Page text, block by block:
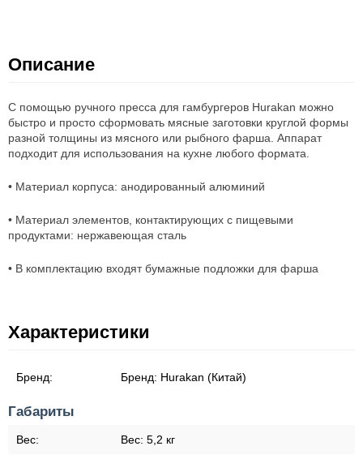
Описание
С помощью ручного пресса для гамбургеров Hurakan можно
быстро и просто сформовать мясные заготовки круглой формы
разной толщины из мясного или рыбного фарша. Аппарат
подходит для использования на кухне любого формата.
• Материал корпуса: анодированный алюминий
• Материал элементов, контактирующих с пищевыми
продуктами: нержавеющая сталь
• В комплектацию входят бумажные подложки для фарша
Характеристики
Бренд: Бренд: Hurakan (Китай)
Габариты
Вес: Вес: 5,2 кг